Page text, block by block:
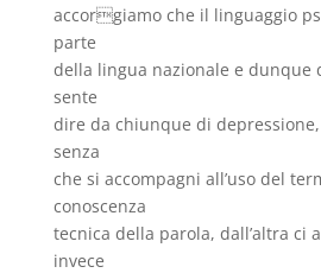
accorgiamo che il linguaggio
parte
della lingua nazionale e dunque
sente
dire da chiunque di
senza
che si accompagni all’uso del
conoscenza
tecnica della parola, dall’altra ci
invece